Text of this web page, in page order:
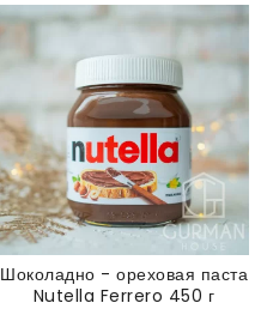
Шоколадно - ореховая паста
Nutella Ferrero 450 г